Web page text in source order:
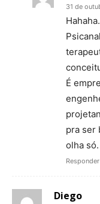
31 de
É
pra ser
olha
Responder
Diego